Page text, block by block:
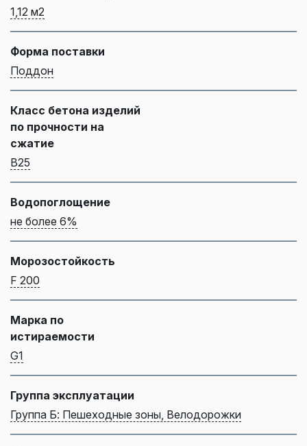
1,12 м2
Форма поставки
Поддон
Класс бетона изделий
по прочности на
сжатие
B25
Водопоглощение
не более 6%
Морозостойкость
F 200
Марка по
истираемости
G1
Группа эксплуатации
Группа Б: Пешеходные зоны, Велодорожки